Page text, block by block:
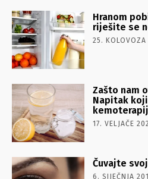
Hranom
riješite se
25. KOLOVOZA
Zašto nam
Napitak
17. VELJAČE
Čuvajte
6. SIJEČNJA